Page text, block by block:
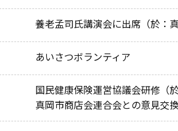
養老孟司氏講演会に出席（於：
あいさつボランティア
国民健康保険運営協議会研修（
真岡市商店会連合会との意見交